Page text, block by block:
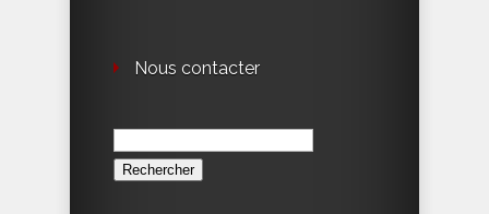
Nous contacter
Rechercher :